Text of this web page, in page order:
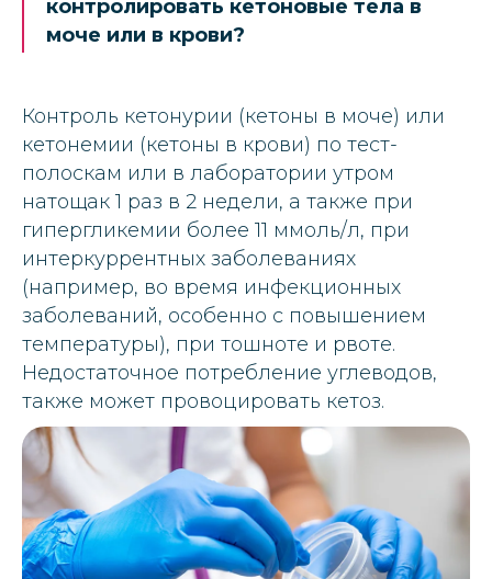
контролировать кетоновые тела в
моче или в крови?
Контроль кетонурии (кетоны в моче) или
кетонемии (кетоны в крови) по тест-
полоскам или в лаборатории утром
натощак 1 раз в 2 недели, а также при
гипергликемии более 11 ммоль/л, при
интеркуррентных заболеваниях
(например, во время инфекционных
заболеваний, особенно с повышением
температуры), при тошноте и рвоте.
Недостаточное потребление углеводов,
также может провоцировать кетоз.